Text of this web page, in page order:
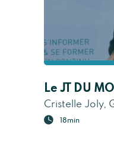
Le JT DU
Cristelle Joly,
18min